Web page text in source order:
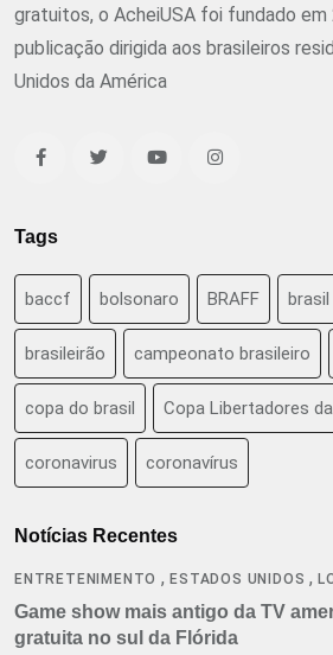
gratuitos, o AcheiUSA foi fundado em
publicação dirigida aos brasileiros
Unidos da América
Tags
baccf bolsonaro BRAFF brasil
brasileirão campeonato brasileiro
copa do brasil Copa Libertadores
coronavirus coronavírus
Notícias Recentes
ENTRETENIMENTO ,ESTADOS UNIDOS ,
Game show mais antigo da TV
gratuita no sul da Flórida